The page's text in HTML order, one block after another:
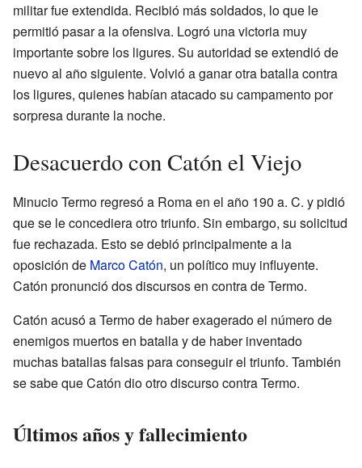
militar fue extendida. Recibió más soldados, lo que le
permitió pasar a la ofensiva. Logró una victoria muy
importante sobre los ligures. Su autoridad se extendió de
nuevo al año siguiente. Volvió a ganar otra batalla contra
los ligures, quienes habían atacado su campamento por
sorpresa durante la noche.
Desacuerdo con Catón el Viejo
Minucio Termo regresó a Roma en el año 190 a. C. y pidió
que se le concediera otro triunfo. Sin embargo, su solicitud
fue rechazada. Esto se debió principalmente a la
oposición de Marco Catón, un político muy influyente.
Catón pronunció dos discursos en contra de Termo.
Catón acusó a Termo de haber exagerado el número de
enemigos muertos en batalla y de haber inventado
muchas batallas falsas para conseguir el triunfo. También
se sabe que Catón dio otro discurso contra Termo.
Últimos años y fallecimiento